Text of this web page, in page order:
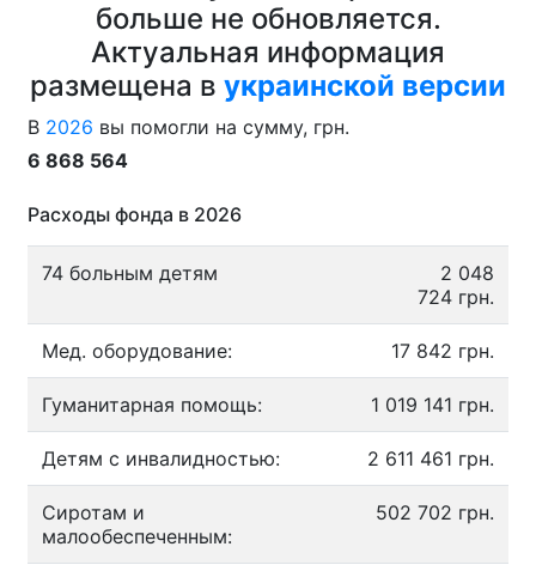
больше не обновляется.
Актуальная информация
размещена в украинской версии
В 2026 вы помогли на сумму, грн.
6 868 564
Расходы фонда в 2026
74 больным детям
2 048
724 грн.
Мед. оборудование: 17 842 грн.
Гуманитарная помощь: 1 019 141 грн.
Детям с инвалидностью: 2 611 461 грн.
Сиротам и
малообеспеченным:
502 702 грн.